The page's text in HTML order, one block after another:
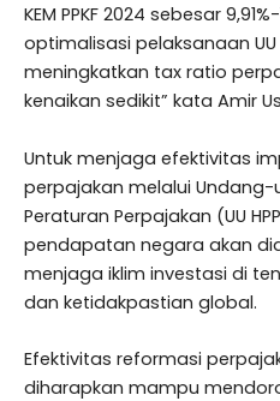
KEM PPKF 2024 sebesar
optimalisasi pelaksanaan
meningkatkan tax ratio
kenaikan sedikit” kata Amir
Untuk menjaga efektivitas
perpajakan melalui
Peraturan Perpajakan (UU
pendapatan negara akan
menjaga iklim investasi di
dan ketidakpastian global.
Efektivitas reformasi
diharapkan mampu